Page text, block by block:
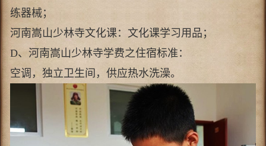
练器械；
河南嵩山少林寺文化课：文化课学习用品；
D、河南嵩山少林寺学费之住宿标准：
空调，独立卫生间，供应热水洗澡。